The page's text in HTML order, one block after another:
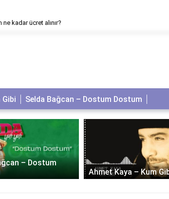
kadar ücret alınır?
Selda Bağcan – Dostum Dostum
– Dostum
Ahmet Kaya – Kum